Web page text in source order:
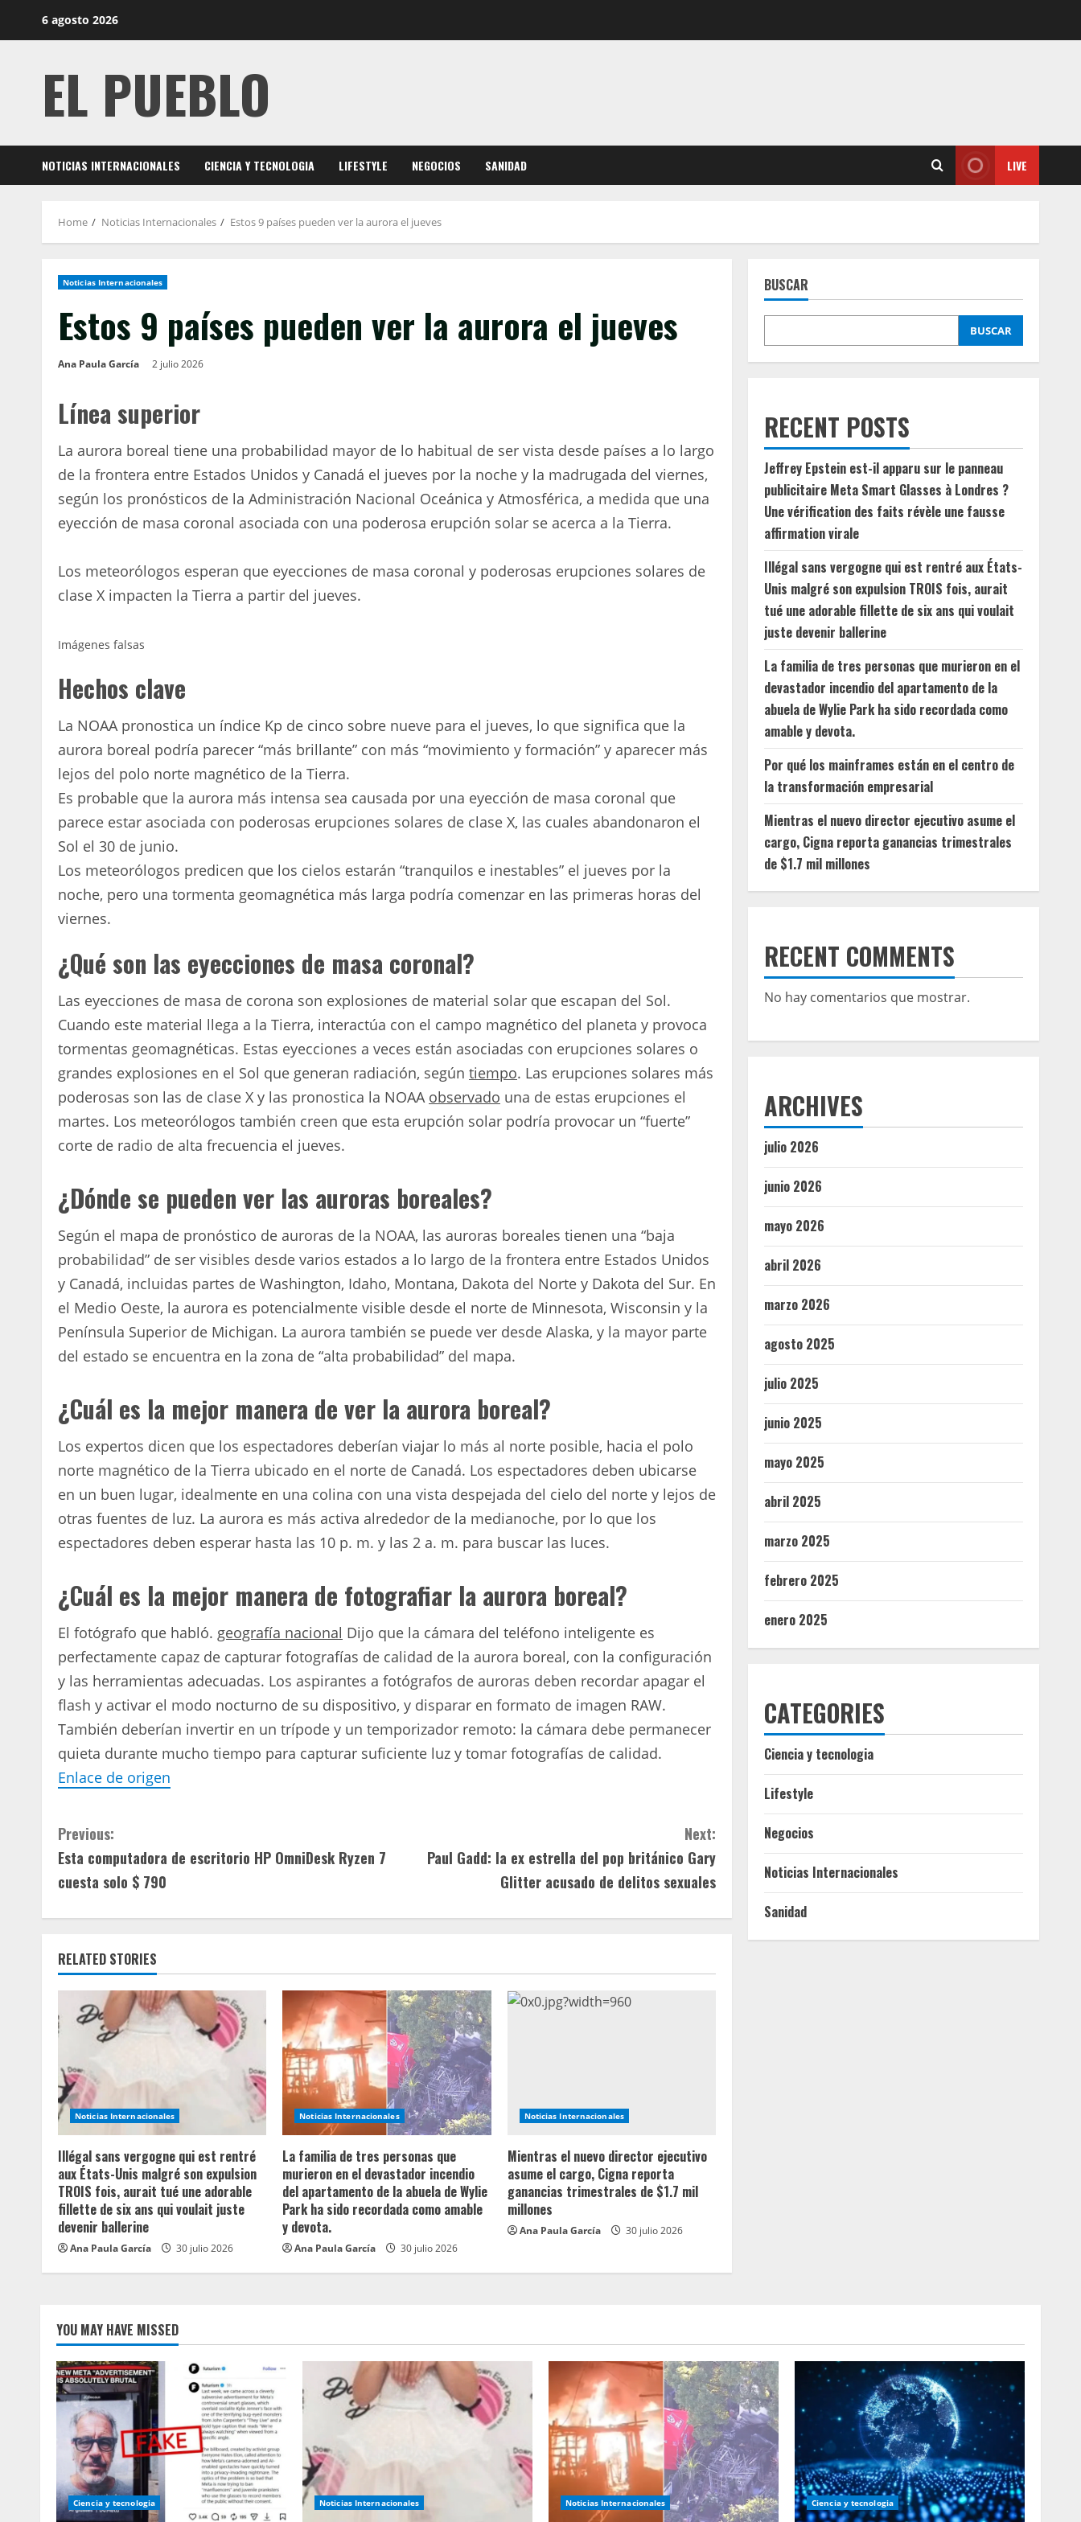
6 agosto 2026
EL PUEBLO
NOTICIAS INTERNACIONALES CIENCIA Y TECNOLOGIA LIFESTYLE NEGOCIOS SANIDAD LIVE
Home Noticias Internacionales Estos 9 países pueden ver la aurora el jueves
Noticias Internacionales
Estos 9 países pueden ver la aurora el jueves
Ana Paula García 2 julio 2026
Línea superior
La aurora boreal tiene una probabilidad mayor de lo habitual de ser vista desde países a lo largo
de la frontera entre Estados Unidos y Canadá el jueves por la noche y la madrugada del viernes,
según los pronósticos de la Administración Nacional Oceánica y Atmosférica, a medida que una
eyección de masa coronal asociada con una poderosa erupción solar se acerca a la Tierra.
Los meteorólogos esperan que eyecciones de masa coronal y poderosas erupciones solares de
clase X impacten la Tierra a partir del jueves.
Imágenes falsas
Hechos clave
La NOAA pronostica un índice Kp de cinco sobre nueve para el jueves, lo que significa que la
aurora boreal podría parecer “más brillante” con más “movimiento y formación” y aparecer más
lejos del polo norte magnético de la Tierra.
Es probable que la aurora más intensa sea causada por una eyección de masa coronal que
parece estar asociada con poderosas erupciones solares de clase X, las cuales abandonaron el
Sol el 30 de junio.
Los meteorólogos predicen que los cielos estarán “tranquilos e inestables” el jueves por la
noche, pero una tormenta geomagnética más larga podría comenzar en las primeras horas del
viernes.
¿Qué son las eyecciones de masa coronal?
Las eyecciones de masa de corona son explosiones de material solar que escapan del Sol.
Cuando este material llega a la Tierra, interactúa con el campo magnético del planeta y provoca
tormentas geomagnéticas. Estas eyecciones a veces están asociadas con erupciones solares o
grandes explosiones en el Sol que generan radiación, según tiempo. Las erupciones solares más
poderosas son las de clase X y las pronostica la NOAA observado una de estas erupciones el
martes. Los meteorólogos también creen que esta erupción solar podría provocar un “fuerte”
corte de radio de alta frecuencia el jueves.
¿Dónde se pueden ver las auroras boreales?
Según el mapa de pronóstico de auroras de la NOAA, las auroras boreales tienen una “baja
probabilidad” de ser visibles desde varios estados a lo largo de la frontera entre Estados Unidos
y Canadá, incluidas partes de Washington, Idaho, Montana, Dakota del Norte y Dakota del Sur. En
el Medio Oeste, la aurora es potencialmente visible desde el norte de Minnesota, Wisconsin y la
Península Superior de Michigan. La aurora también se puede ver desde Alaska, y la mayor parte
del estado se encuentra en la zona de “alta probabilidad” del mapa.
¿Cuál es la mejor manera de ver la aurora boreal?
Los expertos dicen que los espectadores deberían viajar lo más al norte posible, hacia el polo
norte magnético de la Tierra ubicado en el norte de Canadá. Los espectadores deben ubicarse
en un buen lugar, idealmente en una colina con una vista despejada del cielo del norte y lejos de
otras fuentes de luz. La aurora es más activa alrededor de la medianoche, por lo que los
espectadores deben esperar hasta las 10 p. m. y las 2 a. m. para buscar las luces.
¿Cuál es la mejor manera de fotografiar la aurora boreal?
El fotógrafo que habló. geografía nacional Dijo que la cámara del teléfono inteligente es
perfectamente capaz de capturar fotografías de calidad de la aurora boreal, con la configuración
y las herramientas adecuadas. Los aspirantes a fotógrafos de auroras deben recordar apagar el
flash y activar el modo nocturno de su dispositivo, y disparar en formato de imagen RAW.
También deberían invertir en un trípode y un temporizador remoto: la cámara debe permanecer
quieta durante mucho tiempo para capturar suficiente luz y tomar fotografías de calidad.
Enlace de origen
C
o
i
n
u
e
R
e
a
d
i
n
Previous:
Esta computadora de escritorio HP OmniDesk Ryzen 7
cuesta solo $ 790
Next:
Paul Gadd: la ex estrella del pop británico Gary
Glitter acusado de delitos sexuales
RELATED STORIES
Noticias Internacionales
Illégal sans vergogne qui est rentré
aux États-Unis malgré son expulsion
TROIS fois, aurait tué une adorable
fillette de six ans qui voulait juste
devenir ballerine
Ana Paula García 30 julio 2026
Noticias Internacionales
La familia de tres personas que
murieron en el devastador incendio
del apartamento de la abuela de Wylie
Park ha sido recordada como amable
y devota.
Ana Paula García 30 julio 2026
Noticias Internacionales
Mientras el nuevo director ejecutivo
asume el cargo, Cigna reporta
ganancias trimestrales de $1.7 mil
millones
Ana Paula García 30 julio 2026
BUSCAR
BUSCAR
RECENT POSTS
Jeffrey Epstein est-il apparu sur le panneau
publicitaire Meta Smart Glasses à Londres ?
Une vérification des faits révèle une fausse
affirmation virale
Illégal sans vergogne qui est rentré aux États-
Unis malgré son expulsion TROIS fois, aurait
tué une adorable fillette de six ans qui voulait
juste devenir ballerine
La familia de tres personas que murieron en el
devastador incendio del apartamento de la
abuela de Wylie Park ha sido recordada como
amable y devota.
Por qué los mainframes están en el centro de
la transformación empresarial
Mientras el nuevo director ejecutivo asume el
cargo, Cigna reporta ganancias trimestrales
de $1.7 mil millones
RECENT COMMENTS
No hay comentarios que mostrar.
ARCHIVES
julio 2026
junio 2026
mayo 2026
abril 2026
marzo 2026
agosto 2025
julio 2025
junio 2025
mayo 2025
abril 2025
marzo 2025
febrero 2025
enero 2025
CATEGORIES
Ciencia y tecnologia
Lifestyle
Negocios
Noticias Internacionales
Sanidad
YOU MAY HAVE MISSED
Ciencia y tecnologia Noticias Internacionales Noticias Internacionales Ciencia y tecnologia